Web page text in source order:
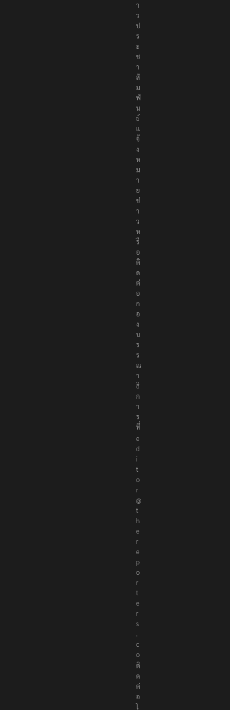
า
ว
ป
ร
ะ
ช
า
สั
ม
พั
น
ธ์
แ
จ้
ง
ห
ม
า
ย
ข่
า
ว
ห
รื
อ
ติ
ด
ต่
อ
ก
อ
ง
บ
ร
ร
ณ
า
ธิ
ก
า
ร
ที่
e
d
i
t
o
r
@
t
h
e
r
e
p
o
r
t
e
r
s
.
c
o
ติ
ด
ต่
อ
โ